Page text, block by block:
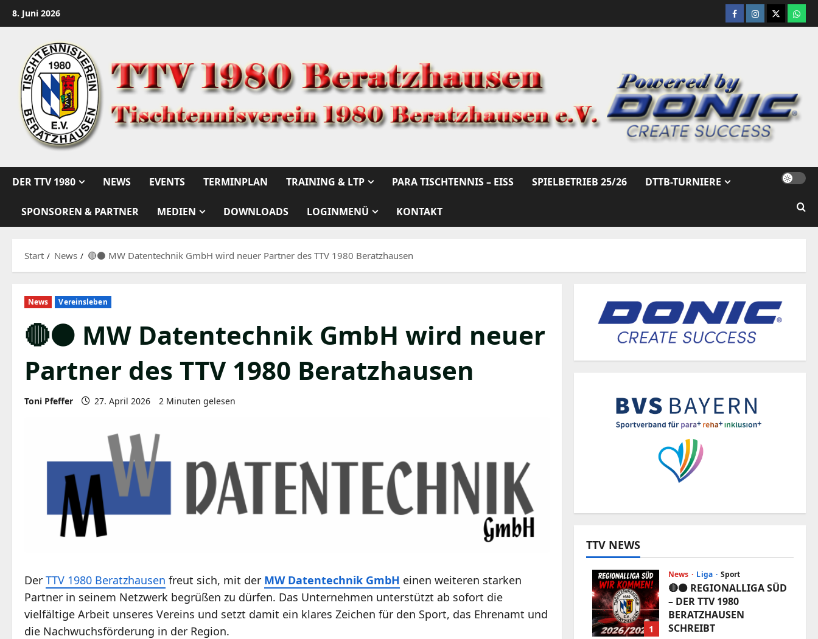
Inhalt
8. Juni 2026 Facebook
Instagram
X
DER TTV 1980 NEWS EVENTS TERMINPLAN TRAINING & LTP PARA TISCHTENNIS – EISS SPIELBETRIEB 25/26 DTTB-TURNIERE
SPONSOREN & PARTNER MEDIEN DOWNLOADS LOGINMENÜ KONTAKT
Start News 🔴⚫️ MW Datentechnik GmbH wird neuer Partner des TTV 1980 Beratzhausen
News Vereinsleben
🔴⚫️ MW Datentechnik GmbH wird neuer
Partner des TTV 1980 Beratzhausen
Toni Pfeffer 27. April 2026 2 Minuten gelesen
Der TTV 1980 Beratzhausen freut sich, mit der MW Datentechnik GmbH einen weiteren starken
Partner in seinem Netzwerk begrüßen zu dürfen. Das Unternehmen unterstützt ab sofort die
vielfältige Arbeit unseres Vereins und setzt damit ein klares Zeichen für den Sport, das Ehrenamt und
die Nachwuchsförderung in der Region.
TTV NEWS
1
News Liga Sport
🔴⚫️ REGIONALLIGA SÜD
– DER TTV 1980
BERATZHAUSEN
SCHREIBT